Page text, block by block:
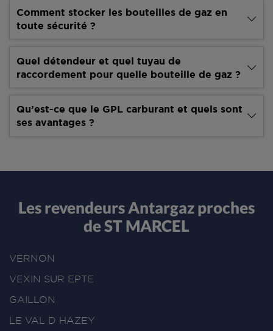
Comment stocker les bouteilles de gaz en
toute sécurité ?
Quel détendeur et quel tuyau de
raccordement pour quelle bouteille de gaz ?
Qu’est-ce que le GPL carburant et quels sont
ses avantages ?
Les revendeurs Antargaz proches
de ST MARCEL
VERNON
VEXIN SUR EPTE
GAILLON
LE VAL D HAZEY